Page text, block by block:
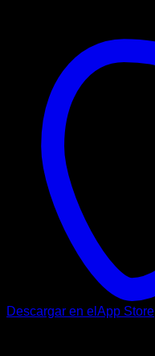
Descargar en el App Store